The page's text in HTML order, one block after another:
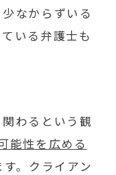
なからずいる
いる弁護士も
わるという観
能性を広める
。クライアン